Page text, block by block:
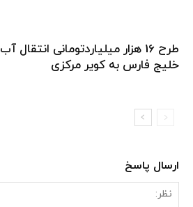
طرح 16 هزار میلیاردتومانی انتقال آب
خلیج فارس به کویر مرکزی
ارسال پاسخ